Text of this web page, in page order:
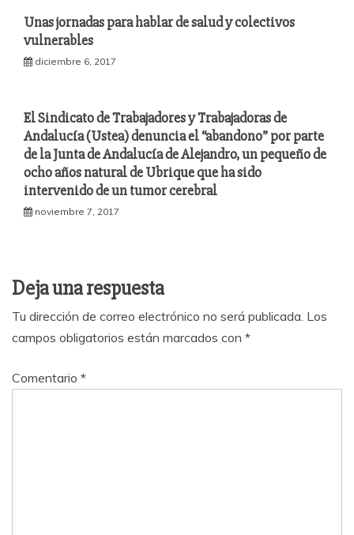
Unas jornadas para hablar de salud y colectivos
vulnerables
diciembre 6, 2017
El Sindicato de Trabajadores y Trabajadoras de
Andalucía (Ustea) denuncia el “abandono” por parte
de la Junta de Andalucía de Alejandro, un pequeño de
ocho años natural de Ubrique que ha sido
intervenido de un tumor cerebral
noviembre 7, 2017
Deja una respuesta
Tu dirección de correo electrónico no será publicada. Los
campos obligatorios están marcados con *
Comentario *